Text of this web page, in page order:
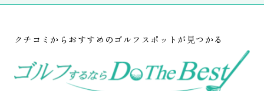
クチコミからおすすめのゴルフスポットが見つかる